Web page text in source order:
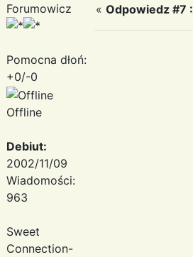
Forumowicz
Pomocna dłoń:
+0/-0
Offline
Debiut:
2002/11/09
Wiadomości:
963
Sweet
Connection-
« Odpowiedz #7 :